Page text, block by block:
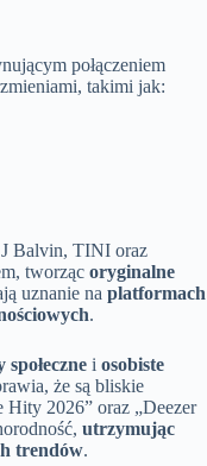
połączeniem
takimi jak:
Balvin, TINI oraz
tworząc oryginalne
uznanie na platformach
.
i osobiste
że są bliskie
Hity 2026” oraz „Deezer
utrzymując
trendów.